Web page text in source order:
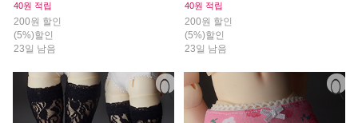
40원 적립
200원 할인
(5%)할인
23일 남음
40원 적립
200원 할인
(5%)할인
23일 남음